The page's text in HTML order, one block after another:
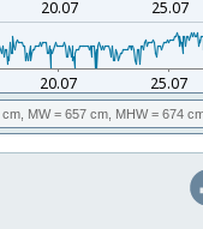
MW= 657 cm, MHW= 674